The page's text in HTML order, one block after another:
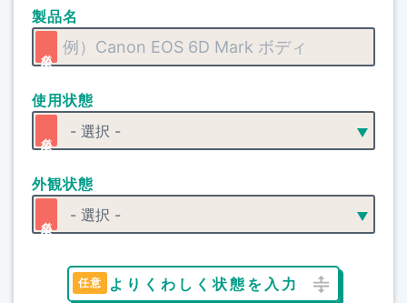
製品名
使用状態
外観状態
よりくわしく状態を入力